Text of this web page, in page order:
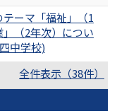
ーマ「福祉」（1
（2年次）につい
中学校)
全件表示（38件）